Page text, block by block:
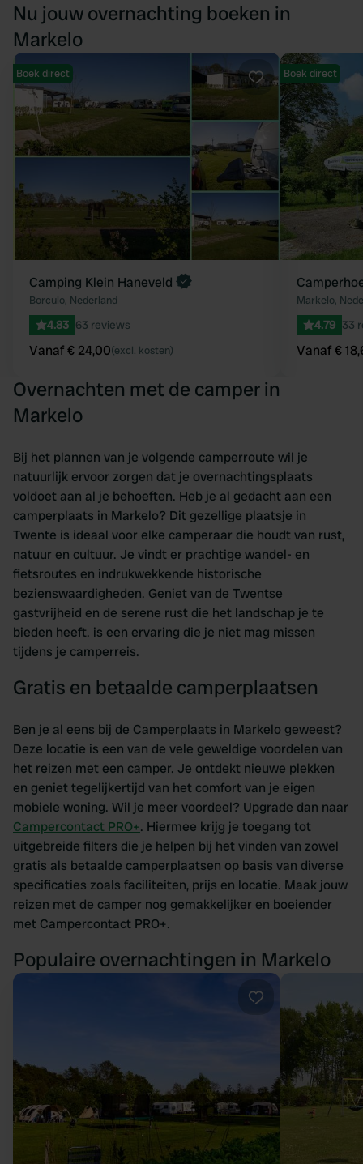
Nu jouw overnachting boeken in
Markelo
Favoriet
Boek direct
Camping Klein Haneveld
Borculo, Nederland
4.83 63 reviews
Vanaf € 24,00(excl. kosten)
Boek direct
Markelo,
4.79 33
Vanaf €
Overnachten met de camper in
Markelo
Bij het plannen van je volgende camperroute wil je
natuurlijk ervoor zorgen dat je overnachtingsplaats
voldoet aan al je behoeften. Heb je al gedacht aan een
camperplaats in Markelo? Dit gezellige plaatsje in
Twente is ideaal voor elke camperaar die houdt van rust,
natuur en cultuur. Je vindt er prachtige wandel- en
fietsroutes en indrukwekkende historische
bezienswaardigheden. Geniet van de Twentse
gastvrijheid en de serene rust die het landschap je te
bieden heeft. is een ervaring die je niet mag missen
tijdens je camperreis.
Gratis en betaalde camperplaatsen
Ben je al eens bij de Camperplaats in Markelo geweest?
Deze locatie is een van de vele geweldige voordelen van
het reizen met een camper. Je ontdekt nieuwe plekken
en geniet tegelijkertijd van het comfort van je eigen
mobiele woning. Wil je meer voordeel? Upgrade dan naar
Campercontact PRO+. Hiermee krijg je toegang tot
uitgebreide filters die je helpen bij het vinden van zowel
gratis als betaalde camperplaatsen op basis van diverse
specificaties zoals faciliteiten, prijs en locatie. Maak jouw
reizen met de camper nog gemakkelijker en boeiender
met Campercontact PRO+.
Populaire overnachtingen in Markelo
Favoriet